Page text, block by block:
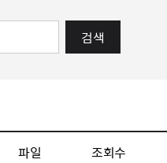
검색
파일 조회수